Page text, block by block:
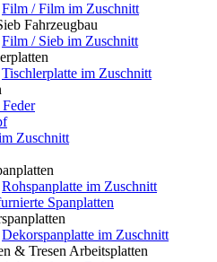
Film / Film im Zuschnitt
Fahrzeugbau
Film / Sieb im Zuschnitt
Tischlerplatte im Zuschnitt
Zuschnitt
Rohspanplatte im Zuschnitt
Spanplatten
Dekorspanplatte im Zuschnitt
& Tresen Arbeitsplatten